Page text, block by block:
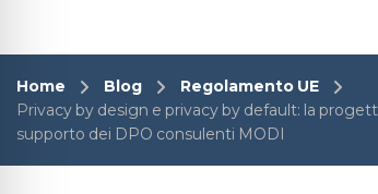
Blog e info
Home Blog
Regolamento UE
Privacy by design e privacy by default: la
supporto dei DPO consulenti MODI